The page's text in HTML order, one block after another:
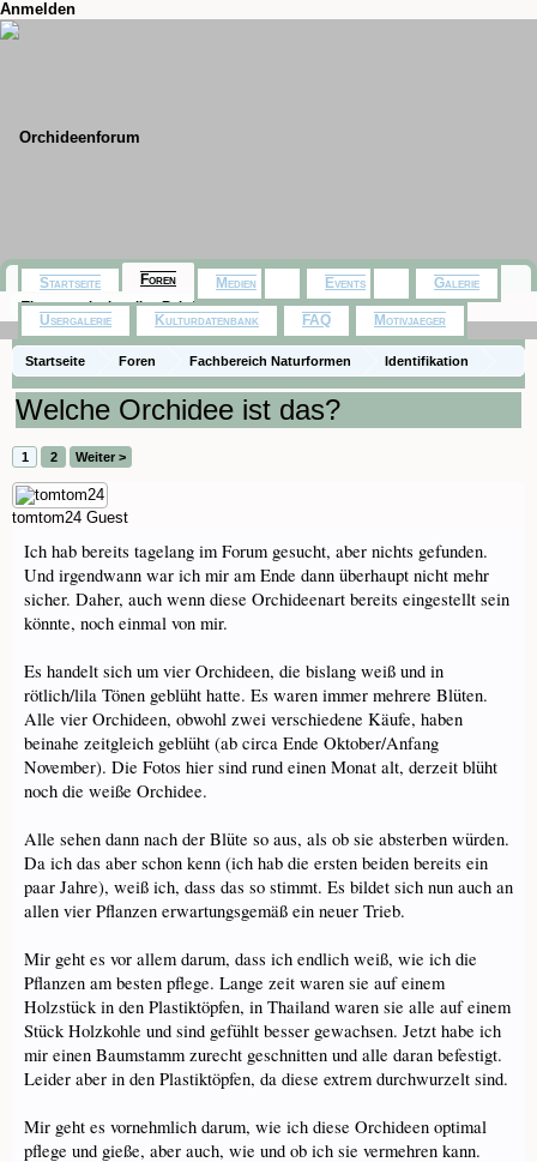
Anmelden
Startseite Foren Fachbereich Naturformen Identifikation
Welche Orchidee ist das?
1 2 Weiter >
tomtom24 Guest
Ich hab bereits tagelang im Forum gesucht, aber nichts gefunden.
Und irgendwann war ich mir am Ende dann überhaupt nicht mehr
sicher. Daher, auch wenn diese Orchideenart bereits eingestellt sein
könnte, noch einmal von mir.
Es handelt sich um vier Orchideen, die bislang weiß und in
rötlich/lila Tönen geblüht hatte. Es waren immer mehrere Blüten.
Alle vier Orchideen, obwohl zwei verschiedene Käufe, haben
beinahe zeitgleich geblüht (ab circa Ende Oktober/Anfang
November). Die Fotos hier sind rund einen Monat alt, derzeit blüht
noch die weiße Orchidee.
Alle sehen dann nach der Blüte so aus, als ob sie absterben würden.
Da ich das aber schon kenn (ich hab die ersten beiden bereits ein
paar Jahre), weiß ich, dass das so stimmt. Es bildet sich nun auch an
allen vier Pflanzen erwartungsgemäß ein neuer Trieb.
Mir geht es vor allem darum, dass ich endlich weiß, wie ich die
Pflanzen am besten pflege. Lange zeit waren sie auf einem
Holzstück in den Plastiktöpfen, in Thailand waren sie alle auf einem
Stück Holzkohle und sind gefühlt besser gewachsen. Jetzt habe ich
mir einen Baumstamm zurecht geschnitten und alle daran befestigt.
Leider aber in den Plastiktöpfen, da diese extrem durchwurzelt sind.
Mir geht es vornehmlich darum, wie ich diese Orchideen optimal
pflege und gieße, aber auch, wie und ob ich sie vermehren kann.
Startseite Foren
Themen mit aktuellen Beiträgen
Medien Events Galerie
Usergalerie Kulturdatenbank FAQ Motivjaeger